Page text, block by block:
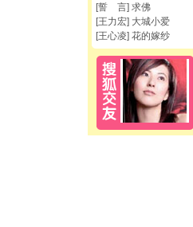
[誓 言] 求佛
[王力宏] 大城小爱
[王心凌] 花的嫁纱